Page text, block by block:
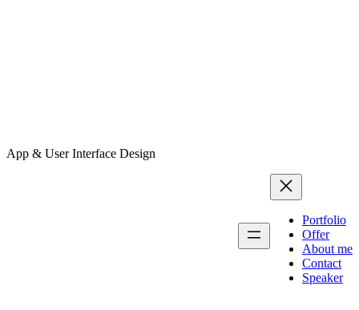
App & User Interface Design
Portfolio
Offer
About me
Contact
Speaker